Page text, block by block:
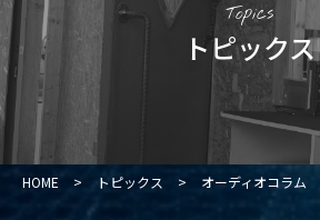
Topics
トピックス
HOME > トピックス > オーディオコラム